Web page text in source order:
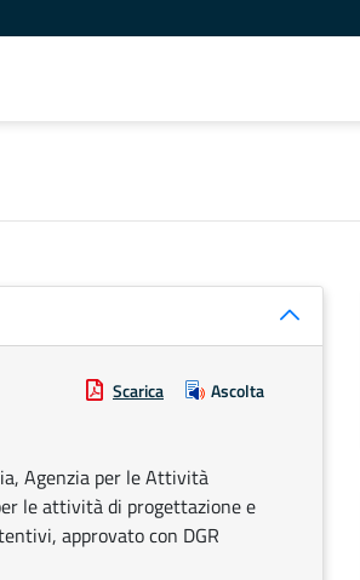
Scarica Ascolta
Agenzia per le Attività
le attività di progettazione e
approvato con DGR